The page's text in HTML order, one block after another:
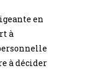
en
à
à décider